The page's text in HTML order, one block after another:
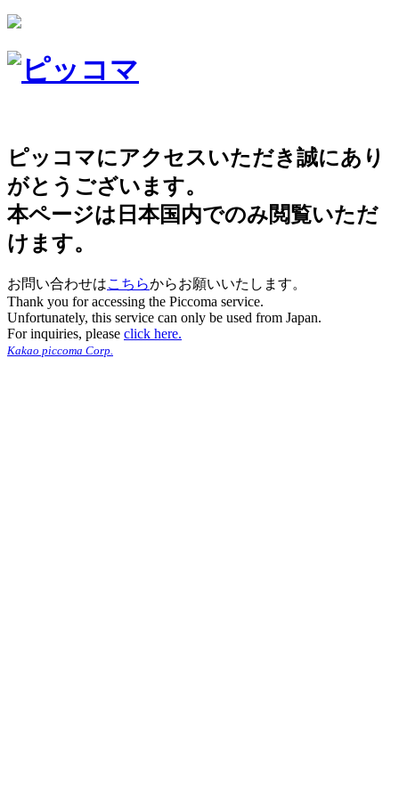
ピッコマにアクセスいただき誠にあり
がとうございます。
本ページは日本国内でのみ閲覧いただ
けます。
お問い合わせはこちらからお願いいたします。
Thank you for accessing the Piccoma service.
Unfortunately, this service can only be used from Japan.
For inquiries, please click here.
Kakao piccoma Corp.